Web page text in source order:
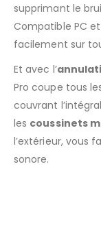
supprimant le
Compatible PC
facilement sur
Et avec l’
Pro coupe tous
couvrant
les coussinets
l’extérieur, vous
sonore.